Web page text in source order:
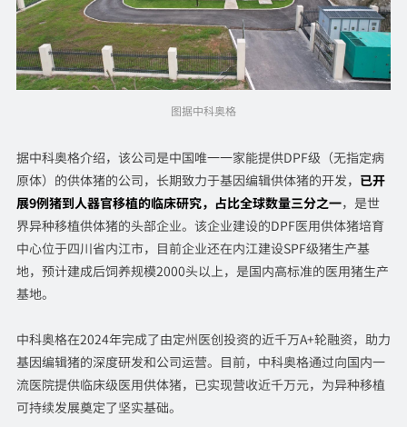
图据中科奥格
据中科奥格介绍，该公司是中国唯一一家能提供DPF级（无指定病
原体）的供体猪的公司，长期致力于基因编辑供体猪的开发， 已开
展9例猪到人器官移植的临床研究，占比全球数量三分之一，是世
界异种移植供体猪的头部企业。该企业建设的DPF医用供体猪培育
中心位于四川省内江市，目前企业还在内江建设SPF级猪生产基
地，预计建成后饲养规模2000头以上，是国内高标准的医用猪生产
基地。
中科奥格在2024年完成了由定州医创投资的近千万A+轮融资，助力
基因编辑猪的深度研发和公司运营。目前，中科奥格通过向国内一
流医院提供临床级医用供体猪，已实现营收近千万元，为异种移植
可持续发展奠定了坚实基础。